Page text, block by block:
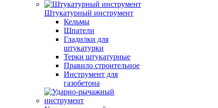
Штукатурный инструмент
Кельмы
Шпатели
Гладилки для
штукатурки
Терки штукатурные
Правило строительное
Инструмент для
газобетона